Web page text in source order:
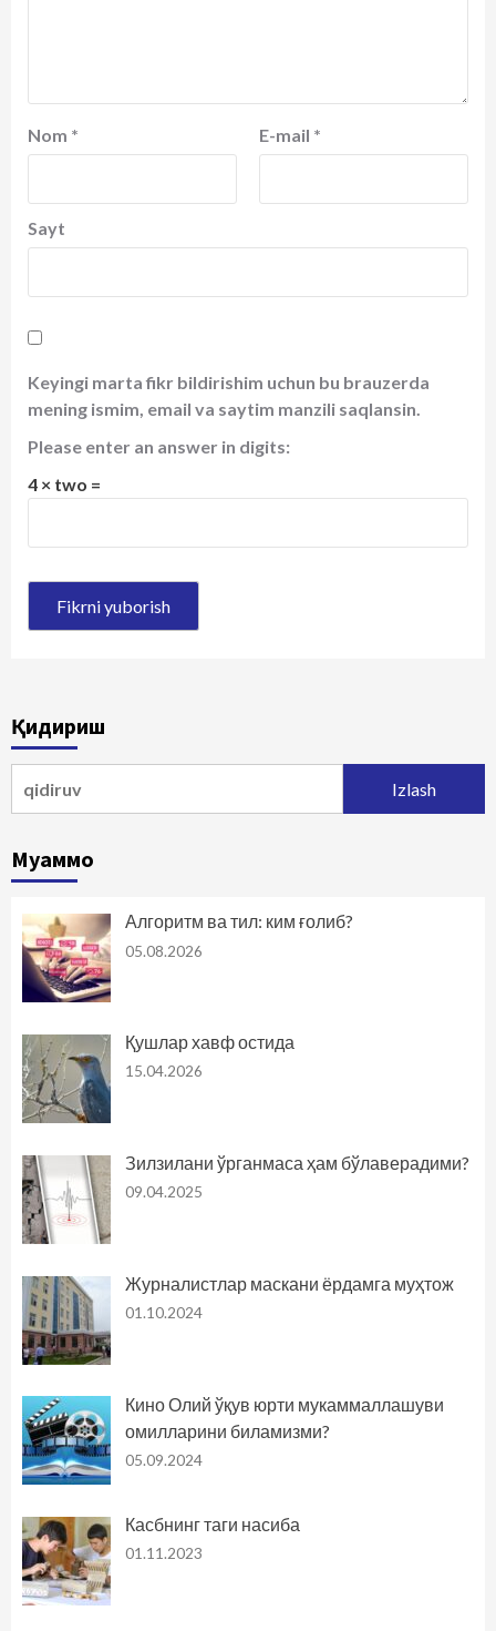
Nom * E-mail *
Sayt
Keyingi marta fikr bildirishim uchun bu brauzerda
mening ismim, email va saytim manzili saqlansin.
Please enter an answer in digits:
4 × two =
Қидириш
Муаммо
Алгоритм ва тил: ким ғолиб?
05.08.2026
Қушлар хавф остида
15.04.2026
Зилзилани ўрганмаса ҳам бўлаверадими?
09.04.2025
Журналистлар маскани ёрдамга муҳтож
01.10.2024
Кино Олий ўқув юрти мукаммаллашуви
омилларини биламизми?
05.09.2024
Касбнинг таги насиба
01.11.2023